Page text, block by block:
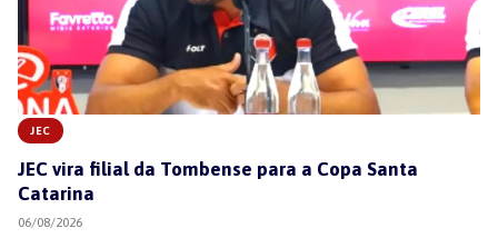
JEC
JEC vira filial da Tombense para a Copa Santa
Catarina
06/08/2026